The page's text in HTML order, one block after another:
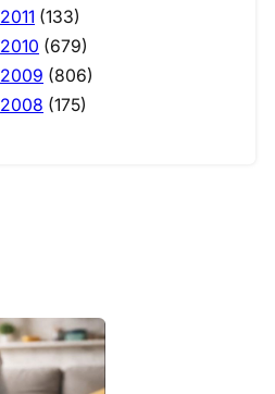
2011 (133)
2010 (679)
2009 (806)
2008 (175)